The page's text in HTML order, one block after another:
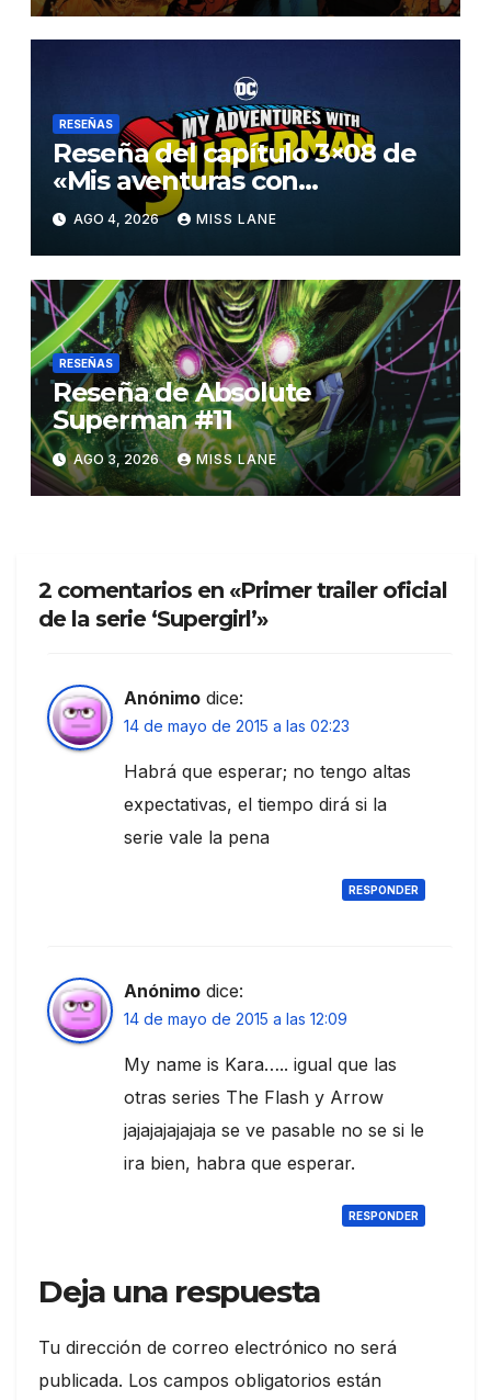
RESEÑAS
Reseña del capítulo 3×08 de
«Mis aventuras con
Superman»
AGO 4, 2026 MISS LANE
RESEÑAS
Reseña de Absolute
Superman #11
AGO 3, 2026 MISS LANE
2 comentarios en «Primer trailer oficial
de la serie ‘Supergirl’»
Anónimo dice:
14 de mayo de 2015 a las 02:23
Habrá que esperar; no tengo altas
expectativas, el tiempo dirá si la
serie vale la pena
RESPONDER
Anónimo dice:
14 de mayo de 2015 a las 12:09
My name is Kara….. igual que las
otras series The Flash y Arrow
jajajajajajaja se ve pasable no se si le
ira bien, habra que esperar.
RESPONDER
Deja una respuesta
Tu dirección de correo electrónico no será
publicada. Los campos obligatorios están